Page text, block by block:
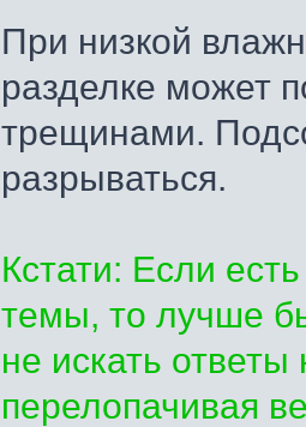
При низкой
разделке может
трещинами.
разрываться.
Кстати: Если
темы, то лучше
не искать
перелопачивая